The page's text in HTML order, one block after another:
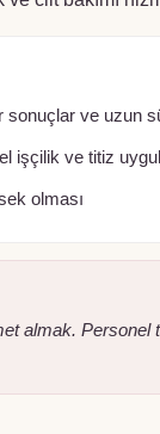
sonuçlar ve uzun
işçilik ve titiz
olması
almak. Personel